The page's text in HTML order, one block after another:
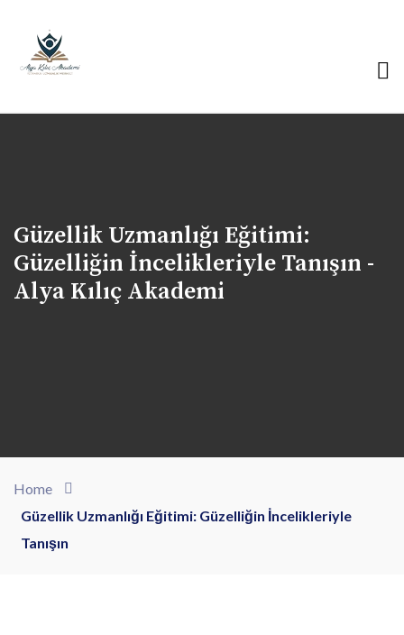
Güzellik Uzmanlığı Eğitimi:
Güzelliğin İncelikleriyle Tanışın -
Alya Kılıç Akademi
Home
Güzellik Uzmanlığı Eğitimi: Güzelliğin İncelikleriyle
Tanışın